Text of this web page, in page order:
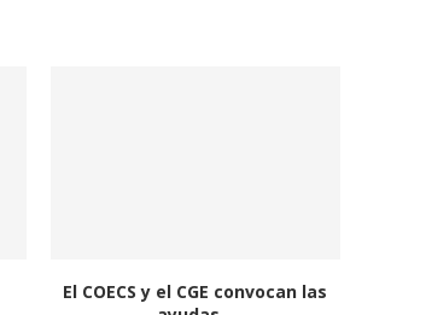
El COECS y el CGE convocan las